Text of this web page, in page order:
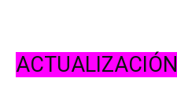
ACTUALIZACIÓN